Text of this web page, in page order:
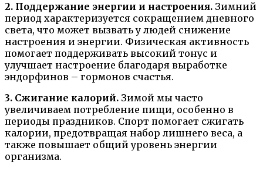
2. Поддержание энергии и настроения. Зимний
период характеризуется сокращением дневного
света, что может вызвать у людей снижение
настроения и энергии. Физическая активность
помогает поддерживать высокий тонус и
улучшает настроение благодаря выработке
эндорфинов – гормонов счастья.
3. Сжигание калорий. Зимой мы часто
увеличиваем потребление пищи, особенно в
периоды праздников. Спорт помогает сжигать
калории, предотвращая набор лишнего веса, а
также повышает общий уровень энергии
организма.